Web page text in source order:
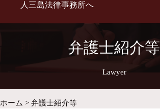
人三島法律事務所へ
弁護士紹介等
Lawyer
ホーム > 弁護士紹介等